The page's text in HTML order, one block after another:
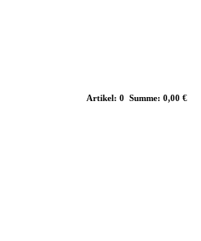
Artikel: 0 Summe: 0,00 €